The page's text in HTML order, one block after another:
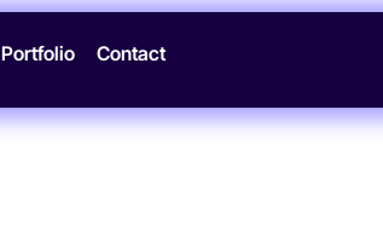
Portfolio Contact